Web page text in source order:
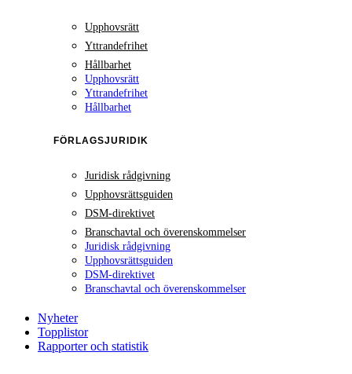
Upphovsrätt
Yttrandefrihet
Hållbarhet
Upphovsrätt
Yttrandefrihet
Hållbarhet
FÖRLAGSJURIDIK
Juridisk rådgivning
Upphovsrättsguiden
DSM-direktivet
Branschavtal och överenskommelser
Juridisk rådgivning
Upphovsrättsguiden
DSM-direktivet
Branschavtal och överenskommelser
Nyheter
Topplistor
Rapporter och statistik